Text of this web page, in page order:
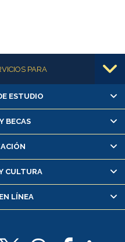
PARA
os
línea
de asignaturas
de notas
y dental
alumnos
ESTUDIO
BECAS
CULTURA
LÍNEA